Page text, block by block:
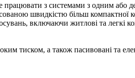
з системами з одним або
швидкістю більш компактної
включаючи житлові та легкі
тиском, а також пасивовані та